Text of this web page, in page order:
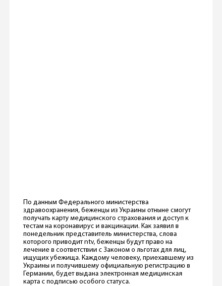
По данным Федерального министерства
здравоохранения, беженцы из Украины отныне смогут
получать карту медицинского страхования и доступ к
тестам на коронавирус и вакцинации. Как заявил в
понедельник представитель министерства, слова
которого приводит ntv, беженцы будут право на
лечение в соответствии с Законом о льготах для лиц,
ищущих убежища. Каждому человеку, приехавшему из
Украины и получившему официальную регистрацию в
Германии, будет выдана электронная медицинская
карта с подписью особого статуса.